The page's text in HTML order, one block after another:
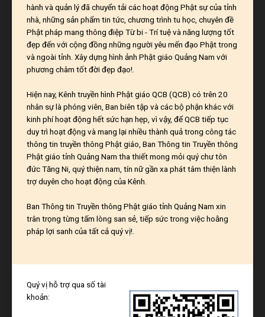
hành và quản lý đã chuyển tải các hoạt động Phật sự của tỉnh
nhà, những sản phẩm tin tức, chương trình tu học, chuyên đề
Phật pháp mang thông điệp Từ bi - Trí tuệ và năng lượng tốt
đẹp đến với cộng đồng những người yêu mến đạo Phật trong
và ngoài tỉnh. Xây dựng hình ảnh Phật giáo Quảng Nam với
phương châm tốt đời đẹp đạo!.
Hiện nay, Kênh truyền hình Phật giáo QCB (QCB) có trên 20
nhân sự là phóng viên, Ban biên tập và các bộ phận khác với
kinh phí hoạt động hết sức hạn hẹp, vì vậy, để QCB tiếp tục
duy trì hoạt động và mang lại nhiều thành quả trong công tác
thông tin truyền thông Phật giáo, Ban Thông tin Truyền thông
Phật giáo tỉnh Quảng Nam tha thiết mong mỏi quý chư tôn
đức Tăng Ni, quý thiện nam, tín nữ gần xa phát tâm thiện lành
trợ duyên cho hoạt động của Kênh.
Ban Thông tin Truyền thông Phật giáo tỉnh Quảng Nam xin
trân trọng từng tấm lòng san sẻ, tiếp sức trong việc hoằng
pháp lợi sanh của tất cả quý vị!.
Quý vị hỗ trợ qua số tài
khoản: